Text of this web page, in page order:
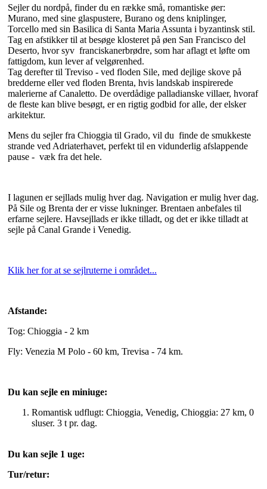
Sejler du nordpå, finder du en række små, romantiske øer:
Murano, med sine glaspustere, Burano og dens kniplinger,
Torcello med sin Basilica di Santa Maria Assunta i byzantinsk stil.
Tag en afstikker til at besøge klosteret på øen San Francisco del
Deserto, hvor syv franciskanerbrødre, som har aflagt et løfte om
fattigdom, kun lever af velgørenhed.
Tag derefter til Treviso - ved floden Sile, med dejlige skove på
bredderne eller ved floden Brenta, hvis landskab inspirerede
malerierne af Canaletto. De overdådige palladianske villaer, hvoraf
de fleste kan blive besøgt, er en rigtig godbid for alle, der elsker
arkitektur.
Mens du sejler fra Chioggia til Grado, vil du finde de smukkeste
strande ved Adriaterhavet, perfekt til en vidunderlig afslappende
pause - væk fra det hele.
I lagunen er sejllads mulig hver dag. Navigation er mulig hver dag.
På Sile og Brenta der er visse lukninger. Brentaen anbefales til
erfarne sejlere. Havsejllads er ikke tilladt, og det er ikke tilladt at
sejle på Canal Grande i Venedig.
Klik her for at se sejlruterne i området...
Afstande:
Tog: Chioggia - 2 km
Fly: Venezia M Polo - 60 km, Trevisa - 74 km.
Du kan sejle en miniuge:
Romantisk udflugt: Chioggia, Venedig, Chioggia: 27 km, 0
sluser. 3 t pr. dag.
Du kan sejle 1 uge:
Tur/retur: